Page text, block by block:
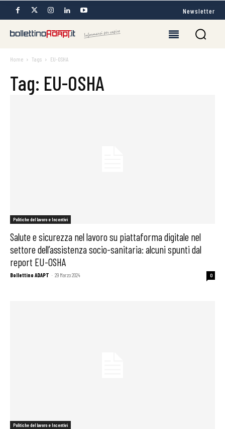
Newsletter
Home Tags EU-OSHA
Tag: EU-OSHA
Politiche del lavoro e Incentivi
Salute e sicurezza nel lavoro su piattaforma digitale nel
settore dell’assistenza socio-sanitaria: alcuni spunti dal
report EU-OSHA
Bollettino ADAPT - 29 Marzo 2024 0
Politiche del lavoro e Incentivi